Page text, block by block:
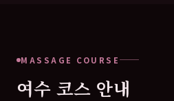
MASSAGE COURSE
여수 코스 안내